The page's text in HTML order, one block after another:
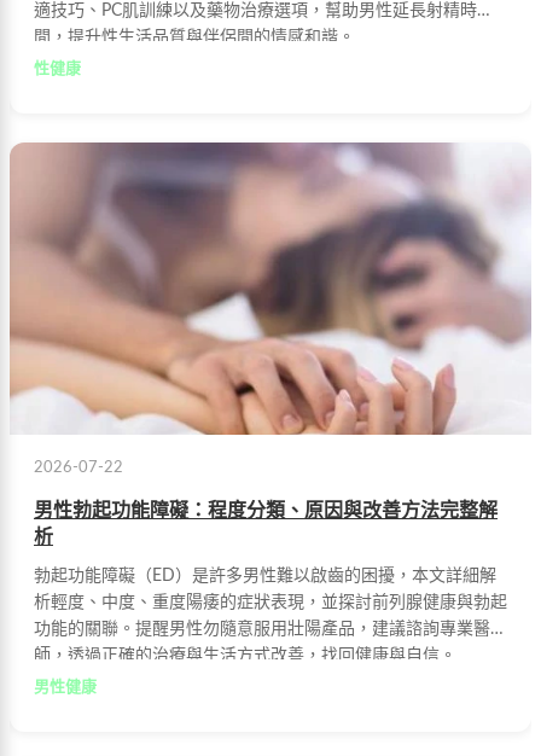
適技巧、PC肌訓練以及藥物治療選項，幫助男性延長射精時
間，提升性生活品質與伴侶間的情感和諧。
性健康
2026-07-22
男性勃起功能障礙：程度分類、原因與改善方法完整解
析
勃起功能障礙（ED）是許多男性難以啟齒的困擾，本文詳細解
析輕度、中度、重度陽痿的症狀表現，並探討前列腺健康與勃起
功能的關聯。提醒男性勿隨意服用壯陽產品，建議諮詢專業醫
師，透過正確的治療與生活方式改善，找回健康與自信。
男性健康